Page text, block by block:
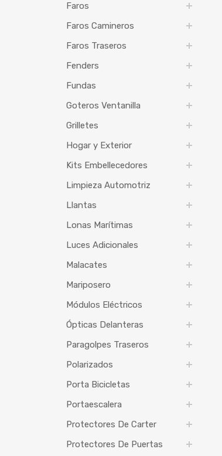
Faros
Faros Camineros
Faros Traseros
Fenders
Fundas
Goteros Ventanilla
Grilletes
Hogar y Exterior
Kits Embellecedores
Limpieza Automotriz
Llantas
Lonas Marítimas
Luces Adicionales
Malacates
Mariposero
Módulos Eléctricos
Ópticas Delanteras
Paragolpes Traseros
Polarizados
Porta Bicicletas
Portaescalera
Protectores De Carter
Protectores De Puertas